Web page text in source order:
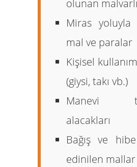
olunan
Miras yoluyla
mal ve paralar
Kişisel
(giysi, takı vb.)
Manevi
alacakları
Bağış ve
edinilen mallar